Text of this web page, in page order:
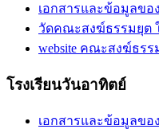
เอกสารและข้อมูลข
วัดคณะสงฆ์ธรรมยุต
website คณะสงฆ์ธร
โรงเรียนวันอาทิตย์
เอกสารและข้อมูลขอ